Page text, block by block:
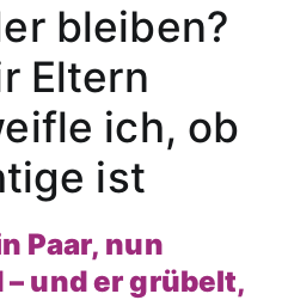
bleiben?
Eltern
ich, ob
ist
Paar, nun
und er grübelt,